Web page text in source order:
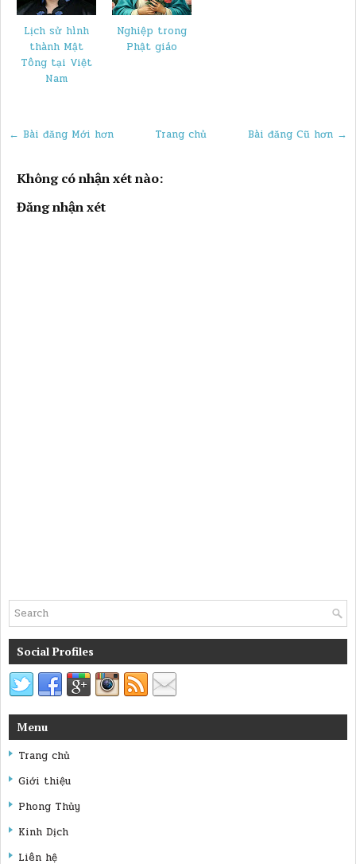
Lịch sử hình
thành Mật
Tông tại Việt
Nam
Nghiệp trong
Phật giáo
← Bài đăng Mới hơn Bài đăng Cũ hơn →
Trang chủ
Không có nhận xét nào:
Đăng nhận xét
Social Profiles
Menu
Trang chủ
Giới thiệu
Phong Thủy
Kinh Dịch
Liên hệ